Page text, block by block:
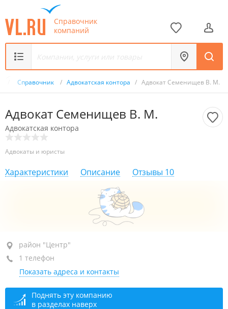
Справочник
компаний
Справочник / Адвокатская контора / Адвокат Семенищев В. М.
Адвокат Семенищев В. М.
Адвокатская контора
Адвокаты и юристы
Характеристики Описание Отзывы 10
район "Центр", ул. Нерчинская, 10
4-й этаж, оф. 444
+7 914 727-69-99
круглосуточно
район "Центр"
1 телефон
Показать адреса и контакты
Поднять эту компанию
в разделах наверх